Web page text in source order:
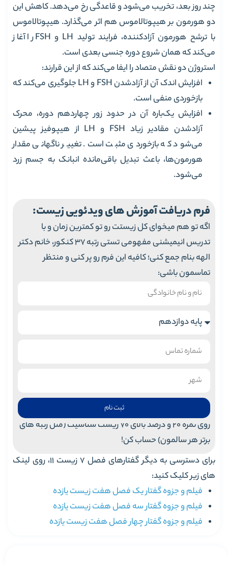
چند روز بعد، تخریب می‌شود و قاعدگی رخ می‌دهد. کاهش این
دو هورمون بر هیپوتالاموس هم اثر می‌گذارد. هیپوتالاموس
با ترشح هورمون آزاد‌کننده، فرایند تولید LH و FSH را آغاز
می‌کند که همان شروع دوره جنسی بعدی است.
استروژن دو نقش متصاد را ایفا می‌کند که از این قرارند:
افزایش اندک آن از آزاد‌شدن FSH و LH جلوگیری می‌کند که
بازخوردی منفی است.
افزایش یک‌باره آن در حدود زور چهاردهم دوره، محرک
آزادشدن مقادیر زیاد FSH و LH از هیپوفیز پیشین
می‌شود که بازخوردی مثبت است. تغییر ناگهانی مقدار
هورمون‌ها، باعث تبدیل باقی‌مانده انبانک به جسم زرد
می‌شود.
فرم دریافت آموزش های ویدئویی زیست:
اگه تو هم میخوای کل زیستت رو تو کمترین زمان و با
تدریس انیمیشنی مفهومی تستی رتبه 37 کنکور، خانم دکتر
الهه بنام جمع کنی؛ کافیه این فرم رو پر کنی و منتظر
تماسمون باشی:
ثبت نام
روی نمره 20 و درصد بالای 70 زیست شناسیت (مثل رتبه های
برتر هر سالمون) حساب کن!
برای دسترسی به دیگر گفتارهای فصل 7 زیست 11، روی لینک
های زیر کلیک کنید:
فیلم و جزوه گفتار یک فصل هفت زیست یازده
فیلم و جزوه گفتار سه فصل هفت زیست یازده
فیلم و جزوه گفتار چهار فصل هفت زیست یازده